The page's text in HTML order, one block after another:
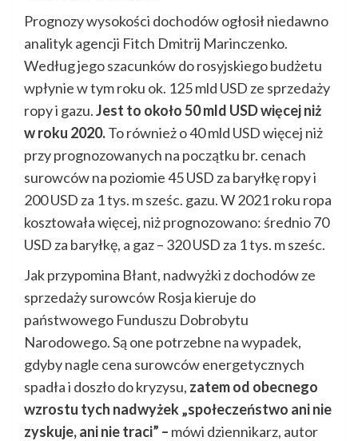
Prognozy wysokości dochodów ogłosił niedawno
analityk agencji Fitch Dmitrij Marinczenko.
Według jego szacunków do rosyjskiego budżetu
wpłynie w tym roku ok. 125 mld USD ze sprzedaży
ropy i gazu.Jest to około 50 mld USD więcej niż
w roku 2020.To również o 40 mld USD więcej niż
przy prognozowanych na początku br. cenach
surowców na poziomie 45 USD za baryłkę ropy i
200 USD za 1 tys. m sześc. gazu. W 2021 roku ropa
kosztowała więcej, niż prognozowano: średnio 70
USD za baryłkę, a gaz – 320 USD za 1 tys. m sześc.
Jak przypomina Błant, nadwyżki z dochodów ze
sprzedaży surowców Rosja kieruje do
państwowego Funduszu Dobrobytu
Narodowego. Są one potrzebne na wypadek,
gdyby nagle cena surowców energetycznych
spadła i doszło do kryzysu, zatem od obecnego
wzrostu tych nadwyżek „społeczeństwo ani nie
zyskuje, ani nie traci” – mówi dziennikarz, autor